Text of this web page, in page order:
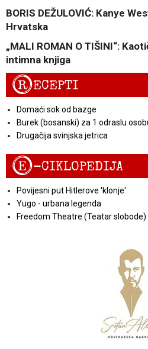
BORIS DEŽULOVIĆ: Kanye
Hrvatska
„MALI ROMAN O TIŠINI“:
intimna knjiga
RECEPTI
Domaći sok od bazge
Burek (bosanski) za 1 odraslu
Drugačija svinjska jetrica
E-CIKLOPEDIJA
Povijesni put Hitlerove 'klonje'
Yugo - urbana legenda
Freedom Theatre (Teatar slobode)